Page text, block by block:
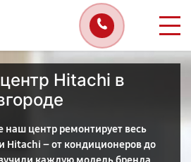
Hitachi в
центр ремонтирует весь
Hitachi – от кондиционеров до